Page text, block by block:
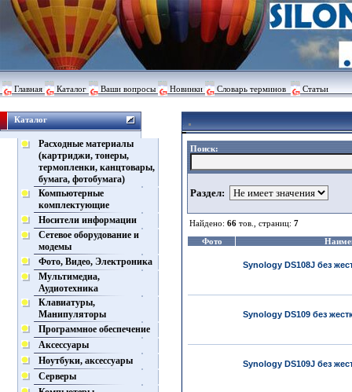
Главная Каталог Ваши вопросы Новинки Словарь терминов Статьи
Каталог
Расходные материалы
(картриджи, тонеры,
термопленки, канцтовары,
бумага, фотобумага)
Компьютерные
комплектующие
Носители информации
Сетевое оборудование и
модемы
Фото, Видео, Электроника
Мультимедиа,
Аудиотехника
Клавиатуры,
Манипуляторы
Программное обеспечение
Аксессуары
Ноутбуки, аксессуары
Серверы
Поиск:
Раздел:
Найдено: 66тов., страниц: 7
Фото
Synology DS108J без
Synology DS109 без
Synology DS109J без